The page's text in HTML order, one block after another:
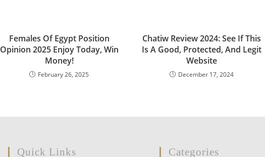
Females Of Egypt Position
Opinion 2025 Enjoy Today, Win
Money!
February 26, 2025
Chatiw Review 2024: See If This
Is A Good, Protected, And Legit
Website
December 17, 2024
Quick Links Categories